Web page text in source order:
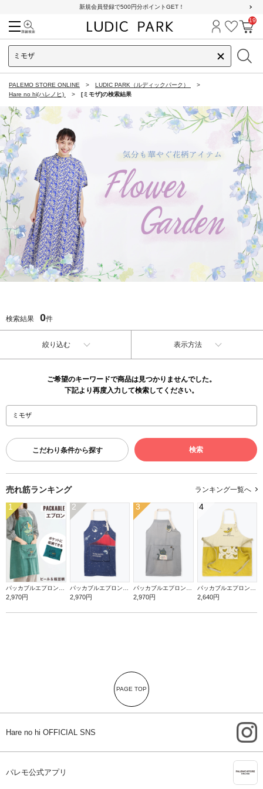
新規会員登録で500円分ポイントGET！
ログイン
お気に
カ
19
PALEMO STORE ONLINE
LUDIC PARK（ルディックパーク）
Hare no hi(ハレノヒ)
[ミモザ]の検索結果
検索結果 0件
絞り込む 表示方法
ご希望のキーワードで商品は見つかりませんでした。
下記より再度入力して検索してください。
こだわり条件から探す
売れ筋ランキング ランキング一覧へ
1
2,970円
2
2,970円
3
2,970円
4
2,640円
PAGE TOP
Hare no hi OFFICIAL SNS
パレモ公式アプリ